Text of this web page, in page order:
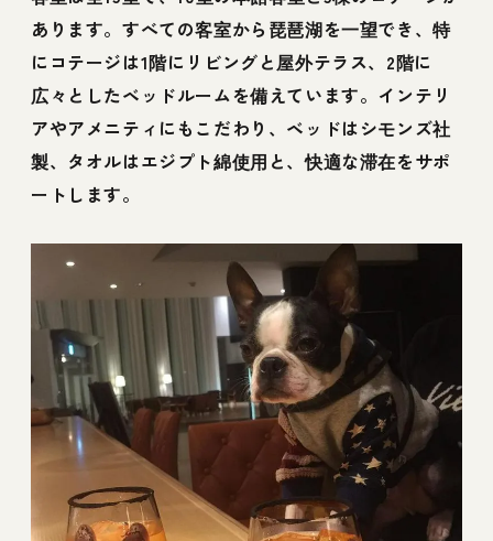
あります。すべての客室から琵琶湖を一望でき、特
にコテージは1階にリビングと屋外テラス、2階に
広々としたベッドルームを備えています。インテリ
アやアメニティにもこだわり、ベッドはシモンズ社
製、タオルはエジプト綿使用と、快適な滞在をサポ
ートします。